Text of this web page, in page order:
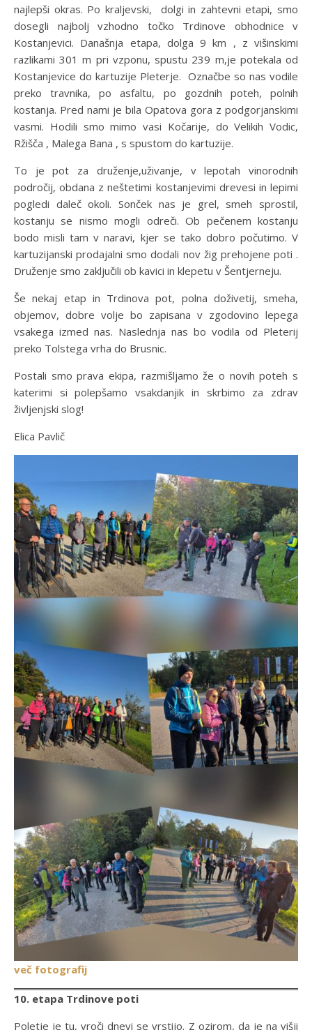
najlepši okras. Po kraljevski, dolgi in zahtevni etapi, smo
dosegli najbolj vzhodno točko Trdinove obhodnice v
Kostanjevici. Današnja etapa, dolga 9 km , z višinskimi
razlikami 301 m pri vzponu, spustu 239 m,je potekala od
Kostanjevice do kartuzije Pleterje. Označbe so nas vodile
preko travnika, po asfaltu, po gozdnih poteh, polnih
kostanja. Pred nami je bila Opatova gora z podgorjanskimi
vasmi. Hodili smo mimo vasi Kočarije, do Velikih Vodic,
Ržišča , Malega Bana , s spustom do kartuzije.
To je pot za druženje,uživanje, v lepotah vinorodnih
področij, obdana z neštetimi kostanjevimi drevesi in lepimi
pogledi daleč okoli. Sonček nas je grel, smeh sprostil,
kostanju se nismo mogli odreči. Ob pečenem kostanju
bodo misli tam v naravi, kjer se tako dobro počutimo. V
kartuzijanski prodajalni smo dodali nov žig prehojene poti .
Druženje smo zaključili ob kavici in klepetu v Šentjerneju.
Še nekaj etap in Trdinova pot, polna doživetij, smeha,
objemov, dobre volje bo zapisana v zgodovino lepega
vsakega izmed nas. Naslednja nas bo vodila od Pleterij
preko Tolstega vrha do Brusnic.
Postali smo prava ekipa, razmišljamo že o novih poteh s
katerimi si polepšamo vsakdanjik in skrbimo za zdrav
življenjski slog!
Elica Pavlič
več fotografij
10. etapa Trdinove poti
Poletje je tu, vroči dnevi se vrstijo. Z ozirom, da je na višji